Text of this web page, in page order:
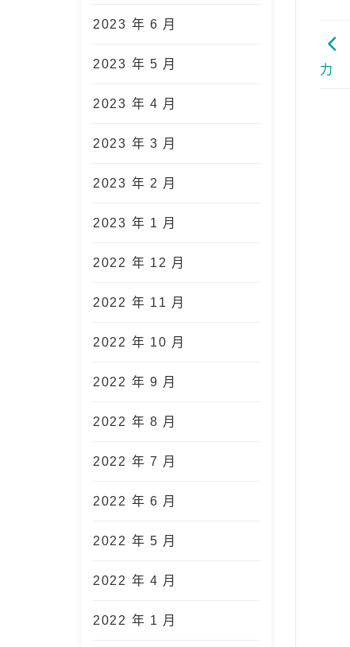
2023 年 6 月
2023 年 5 月
2023 年 4 月
2023 年 3 月
2023 年 2 月
2023 年 1 月
2022 年 12 月
2022 年 11 月
2022 年 10 月
2022 年 9 月
2022 年 8 月
2022 年 7 月
2022 年 6 月
2022 年 5 月
2022 年 4 月
2022 年 1 月
力